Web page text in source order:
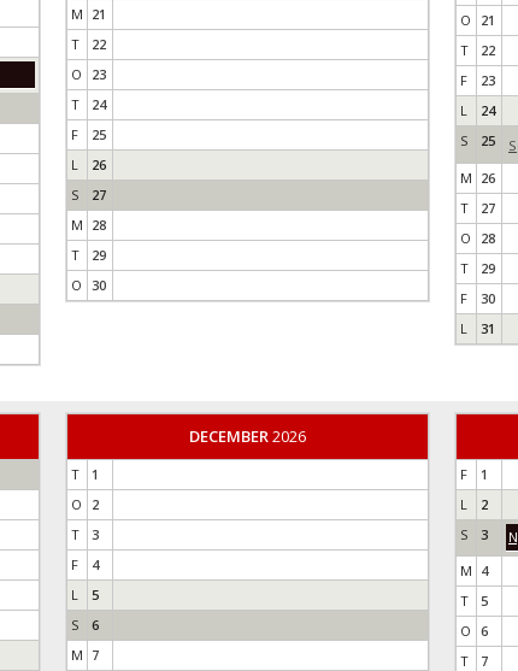
M 21
T
22
O
23
T
24
F
25
L
26
S
27
M 28
T
29
O 30
O
21
T
22
F
23
L
24
S
25
M 26
T
27
O
28
T
29
F
30
L
31
DECEMBER 2026
T
1
O
2
T
3
F
4
L
5
S
6
M 7
F
1
L
2
S
3
M 4
T
5
O 6
T
7